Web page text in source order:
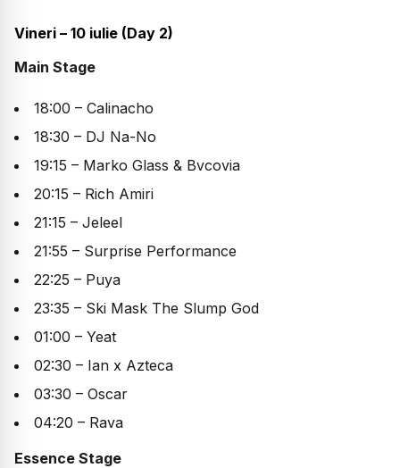
Vineri – 10 iulie (Day 2)
Main Stage
18:00 – Calinacho
18:30 – DJ Na-No
19:15 – Marko Glass & Bvcovia
20:15 – Rich Amiri
21:15 – Jeleel
21:55 – Surprise Performance
22:25 – Puya
23:35 – Ski Mask The Slump God
01:00 – Yeat
02:30 – Ian x Azteca
03:30 – Oscar
04:20 – Rava
Essence Stage